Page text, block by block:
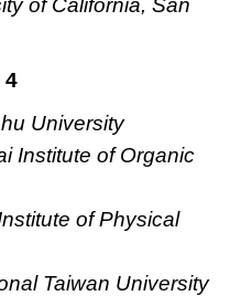
of California, San
4
University
Institute of Organic
of Physical
Taiwan University